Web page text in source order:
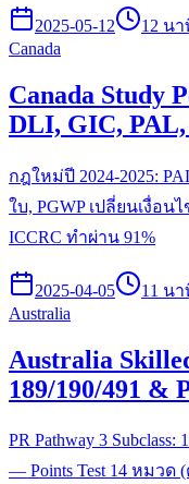
2025-05-12
12 นา
Canada
Canada Study
DLI, GIC, PAL,
กฎใหม่ปี 2024-2025:
ใบ, PGWP เปลี่ยนเงื่อน
ICCRC ทำผ่าน 91%
2025-04-05
11 นา
Australia
Australia
189/190/491 &
PR Pathway 3 Subclass:
— Points Test 14 หมวด